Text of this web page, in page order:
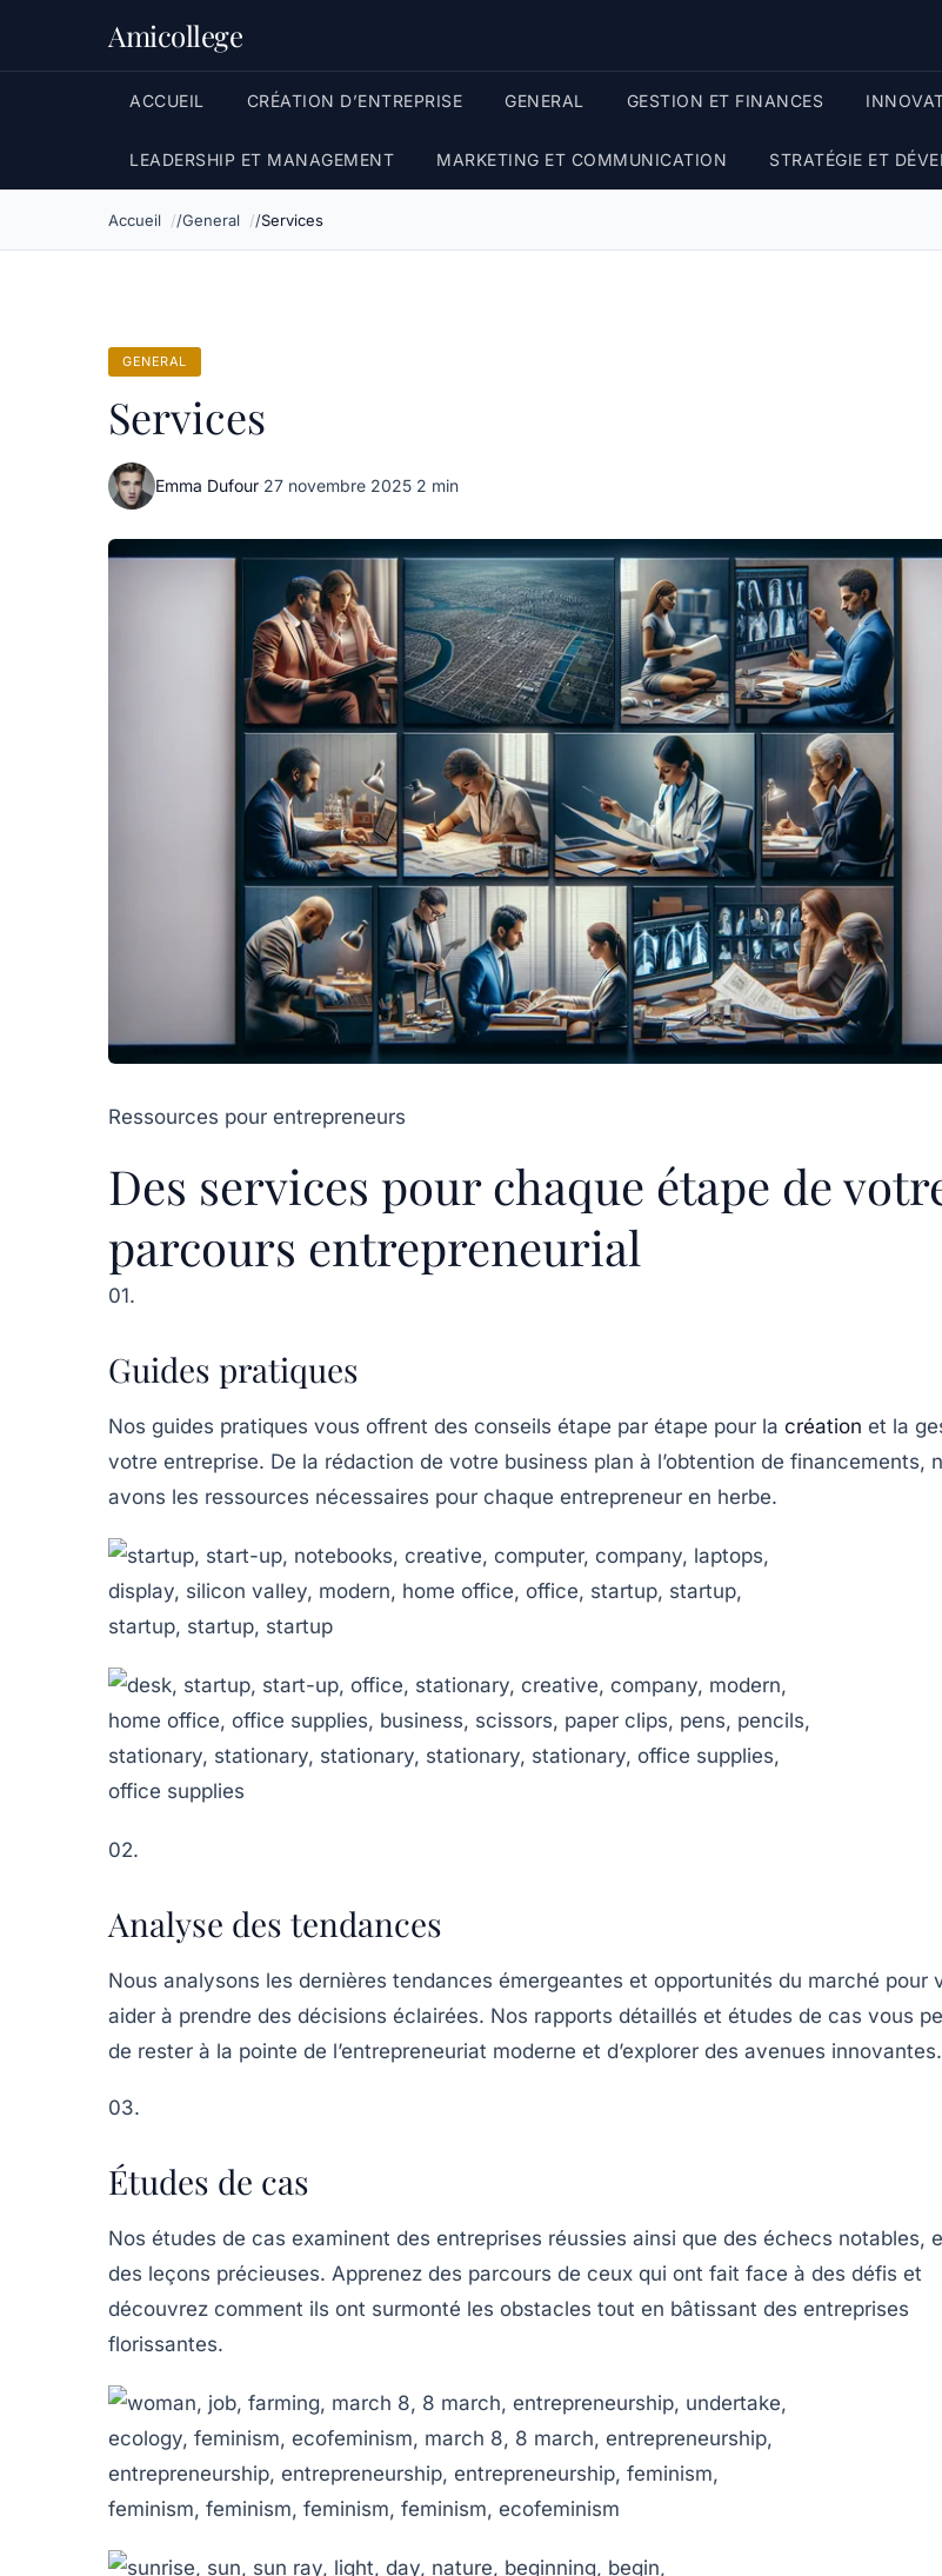
Amicollege
ACCUEIL CRÉATION D’ENTREPRISE GENERAL GESTION ET FINANCES
LEADERSHIP ET MANAGEMENT MARKETING ET COMMUNICATION STRATÉGIE ET
Accueil General Services
GENERAL
Services
Emma Dufour·27 novembre 2025·2 min
Ressources pour entrepreneurs
Des services pour chaque étape de
parcours entrepreneurial
01.
Guides pratiques
Nos guides pratiques vous offrent des conseils étape par étape pour la création et la
votre entreprise. De la rédaction de votre business plan à l’obtention de financements,
avons les ressources nécessaires pour chaque entrepreneur en herbe.
02.
Analyse des tendances
Nous analysons les dernières tendances émergeantes et opportunités du marché pour
aider à prendre des décisions éclairées. Nos rapports détaillés et études de cas vous
de rester à la pointe de l’entrepreneuriat moderne et d’explorer des avenues innovantes.
03.
Études de cas
Nos études de cas examinent des entreprises réussies ainsi que des échecs notables,
des leçons précieuses. Apprenez des parcours de ceux qui ont fait face à des défis et
découvrez comment ils ont surmonté les obstacles tout en bâtissant des entreprises
florissantes.